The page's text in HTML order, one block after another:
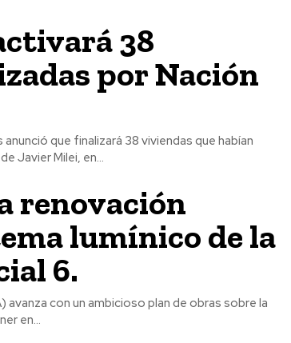
38
por Nación
que finalizará 38 viviendas que habían
Javier Milei, en...
renovación
lumínico de la
6.
con un ambicioso plan de obras sobre la
en...